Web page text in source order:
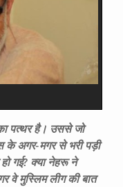
पत्थर है। उससे जो
के अगर-मगर से भरी पड़ी
गई? क्या नेहरू ने
वे मुस्लिम लीग की बात